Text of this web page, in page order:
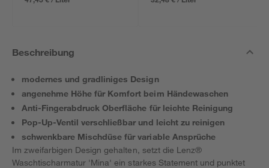
Beschreibung
modernes und gradliniges Design
angenehme Höhe für Komfort beim Händewaschen
Anti-Fingerabdruck Oberfläche für leichte Reinigung
Pop-Up-Ventil verschließbar und leicht zu reinigen
schwenkbare Mischdüse für variable Ansprüche
Im zweifarbigen Design gehalten, setzt die Lenz®
Waschtischarmatur 'Mina' ein starkes Statement und punktet